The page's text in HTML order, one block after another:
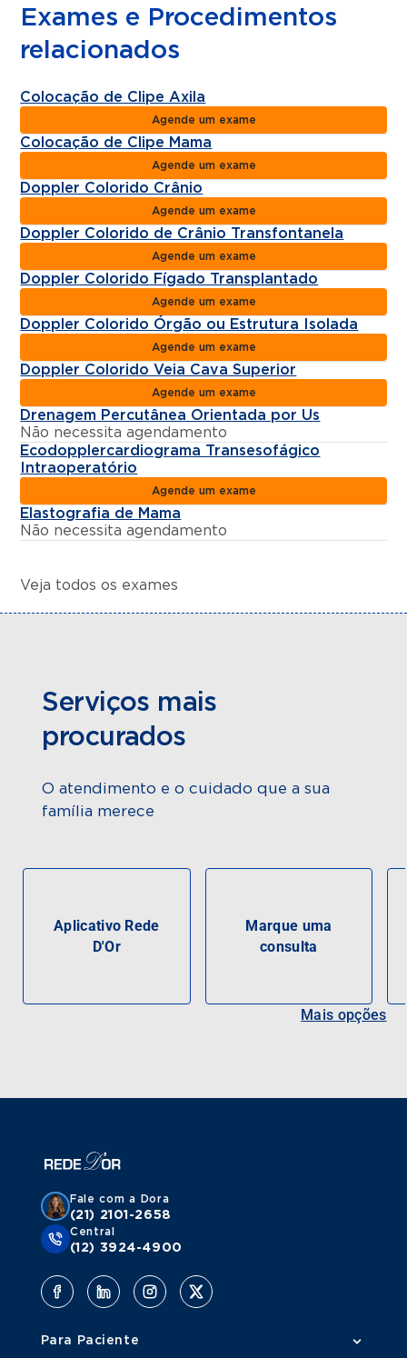
Exames e Procedimentos
relacionados
Colocação de Clipe Axila
Agende um exame
Colocação de Clipe Mama
Agende um exame
Doppler Colorido Crânio
Agende um exame
Doppler Colorido de Crânio Transfontanela
Agende um exame
Doppler Colorido Fígado Transplantado
Agende um exame
Doppler Colorido Órgão ou Estrutura Isolada
Agende um exame
Doppler Colorido Veia Cava Superior
Agende um exame
Drenagem Percutânea Orientada por Us
Não necessita agendamento
Ecodopplercardiograma Transesofágico
Intraoperatório
Agende um exame
Elastografia de Mama
Não necessita agendamento
Veja todos os exames
Serviços mais
procurados
O atendimento e o cuidado que a sua
família merece
Aplicativo Rede
D'Or
Marque uma
consulta
Mais opções
Fale com a Dora
(21) 2101-2658
Central
(12) 3924-4900
Para Paciente